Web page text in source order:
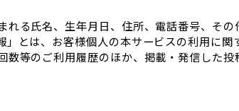
れる氏名、生年月日、住所、電話番号、その
とは、お客様個人の本サービスの利用に関
等のご利用履歴のほか、掲載・発信した投